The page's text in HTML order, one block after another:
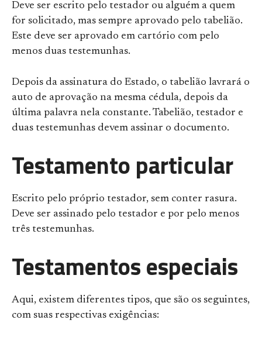
Deve ser escrito pelo testador ou alguém a quem
for solicitado, mas sempre aprovado pelo tabelião.
Este deve ser aprovado em cartório com pelo
menos duas testemunhas.
Depois da assinatura do Estado, o tabelião lavrará o
auto de aprovação na mesma cédula, depois da
última palavra nela constante. Tabelião, testador e
duas testemunhas devem assinar o documento.
Testamento particular
Escrito pelo próprio testador, sem conter rasura.
Deve ser assinado pelo testador e por pelo menos
três testemunhas.
Testamentos especiais
Aqui, existem diferentes tipos, que são os seguintes,
com suas respectivas exigências: